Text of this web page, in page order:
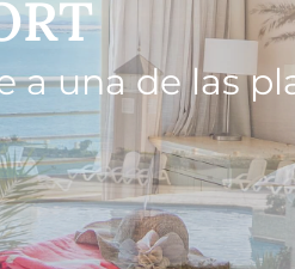
a una de las